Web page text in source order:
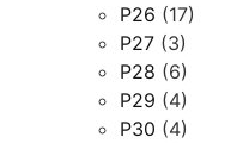
P26 (17)
P27 (3)
P28 (6)
P29 (4)
P30 (4)